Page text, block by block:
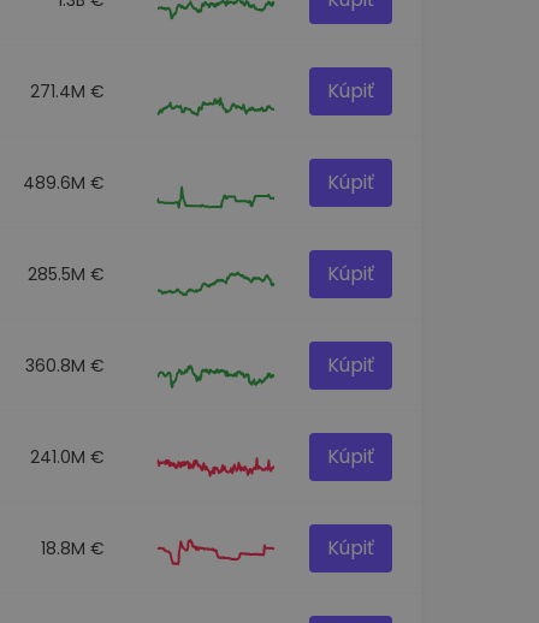
271.4M € Kúpiť
489.6M € Kúpiť
285.5M € Kúpiť
360.8M € Kúpiť
241.0M € Kúpiť
18.8M € Kúpiť